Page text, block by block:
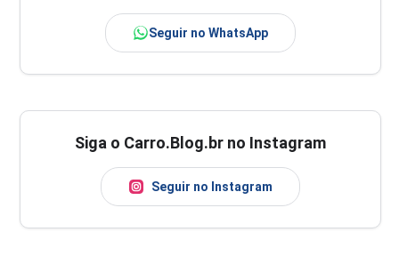
Seguir no WhatsApp
Siga o Carro.Blog.br no Instagram
Seguir no Instagram